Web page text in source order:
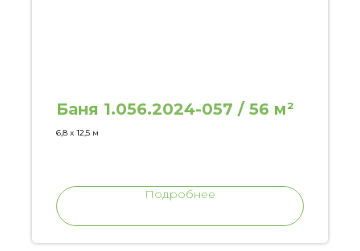
Баня 1.056.2024-057 / 56 м²
6,8 х 12,5 м
Подробнее